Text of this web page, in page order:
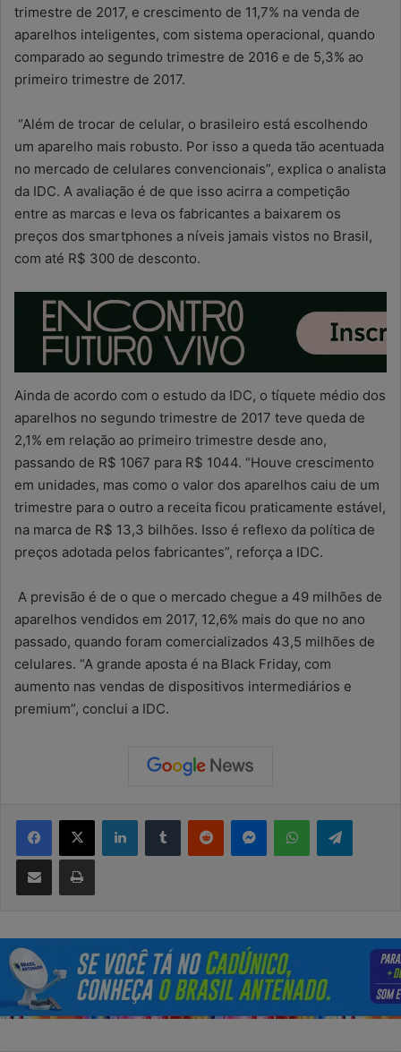
trimestre de 2017, e crescimento de 11,7% na venda de
aparelhos inteligentes, com sistema operacional, quando
comparado ao segundo trimestre de 2016 e de 5,3% ao
primeiro trimestre de 2017.
“Além de trocar de celular, o brasileiro está escolhendo
um aparelho mais robusto. Por isso a queda tão acentuada
no mercado de celulares convencionais”, explica o analista
da IDC. A avaliação é de que isso acirra a competição
entre as marcas e leva os fabricantes a baixarem os
preços dos smartphones a níveis jamais vistos no Brasil,
com até R$ 300 de desconto.
Ainda de acordo com o estudo da IDC, o tíquete médio dos
aparelhos no segundo trimestre de 2017 teve queda de
2,1% em relação ao primeiro trimestre desde ano,
passando de R$ 1067 para R$ 1044. “Houve crescimento
em unidades, mas como o valor dos aparelhos caiu de um
trimestre para o outro a receita ficou praticamente estável,
na marca de R$ 13,3 bilhões. Isso é reflexo da política de
preços adotada pelos fabricantes”, reforça a IDC.
A previsão é de o que o mercado chegue a 49 milhões de
aparelhos vendidos em 2017, 12,6% mais do que no ano
passado, quando foram comercializados 43,5 milhões de
celulares. “A grande aposta é na Black Friday, com
aumento nas vendas de dispositivos intermediários e
premium”, conclui a IDC.